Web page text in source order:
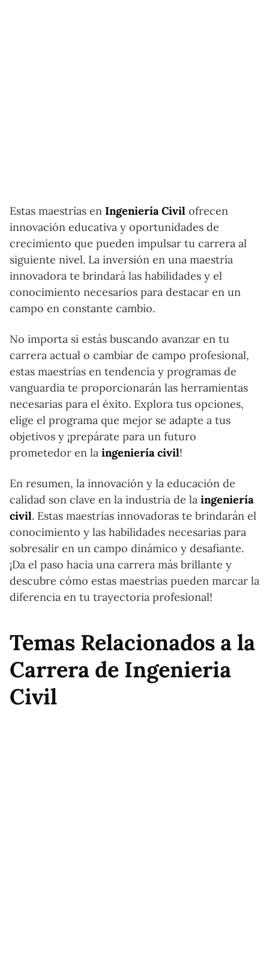
Estas maestrías en Ingeniería Civil ofrecen
innovación educativa y oportunidades de
crecimiento que pueden impulsar tu carrera al
siguiente nivel. La inversión en una maestría
innovadora te brindará las habilidades y el
conocimiento necesarios para destacar en un
campo en constante cambio.
No importa si estás buscando avanzar en tu
carrera actual o cambiar de campo profesional,
estas maestrías en tendencia y programas de
vanguardia te proporcionarán las herramientas
necesarias para el éxito. Explora tus opciones,
elige el programa que mejor se adapte a tus
objetivos y ¡prepárate para un futuro
prometedor en la ingeniería civil!
En resumen, la innovación y la educación de
calidad son clave en la industria de la ingeniería
civil. Estas maestrías innovadoras te brindarán el
conocimiento y las habilidades necesarias para
sobresalir en un campo dinámico y desafiante.
¡Da el paso hacia una carrera más brillante y
descubre cómo estas maestrías pueden marcar la
diferencia en tu trayectoria profesional!
Temas Relacionados a la
Carrera de Ingenieria
Civil